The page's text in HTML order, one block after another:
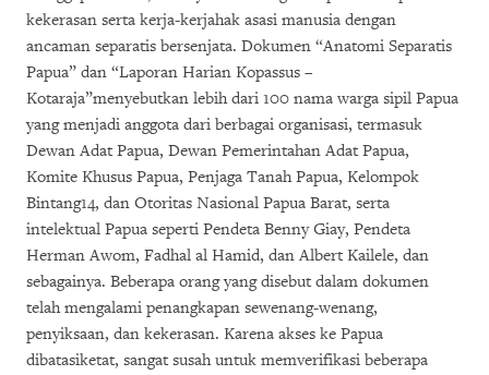
kekerasan serta kerja-kerjahak asasi manusia dengan
ancaman separatis bersenjata. Dokumen “Anatomi Separatis
Papua” dan “Laporan Harian Kopassus –
Kotaraja”menyebutkan lebih dari 100 nama warga sipil Papua
yang menjadi anggota dari berbagai organisasi, termasuk
Dewan Adat Papua, Dewan Pemerintahan Adat Papua,
Komite Khusus Papua, Penjaga Tanah Papua, Kelompok
Bintang14, dan Otoritas Nasional Papua Barat, serta
intelektual Papua seperti Pendeta Benny Giay, Pendeta
Herman Awom, Fadhal al Hamid, dan Albert Kailele, dan
sebagainya. Beberapa orang yang disebut dalam dokumen
telah mengalami penangkapan sewenang-wenang,
penyiksaan, dan kekerasan. Karena akses ke Papua
dibatasiketat, sangat susah untuk memverifikasi beberapa